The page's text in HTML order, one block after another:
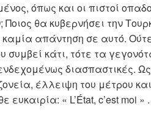
όπως και οι πιστοί
θα κυβερνήσει την
καμία απάντηση σε αυτό.
κάτι, τότε τα
ενδεχομένως διασπαστικές.
έλλειψη του μέτρου
« L’État, c’est moi » .